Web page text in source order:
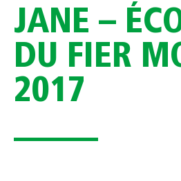
JANE –
DU FIER
2017